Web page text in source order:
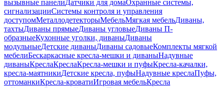
вызывные панелиДатчики для домаОхранные системы,
сигнализацииСистемы контроля и управления
доступомМеталлодетекторыМебельМягкая мебельДиваны,
тахтыДиваны прямыеДиваны угловыеДиваны П-
образныеКухонные уголки, диваныДиваны
модульныеДетские диваныДиваны садовыеКомплекты мягкой
мебелиБескаркасные кресла-мешки и диваныНадувные
диваныКреслаКреслаКресла-мешки и пуфыКресла-качалки,
кресла-маятникиДетские кресла, пуфыНадувные креслаПуфы,
оттоманкиКресла-кроватиИгровая мебельКресла